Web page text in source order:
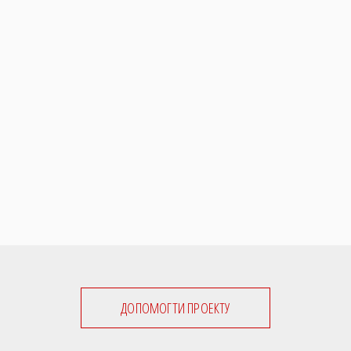
ДОПОМОГТИ ПРОЕКТУ